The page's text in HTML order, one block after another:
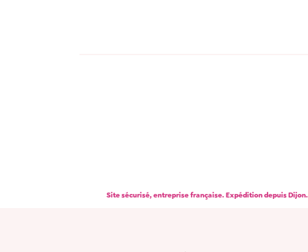
Site sécurisé, entreprise française. Expédition depuis Dijon.